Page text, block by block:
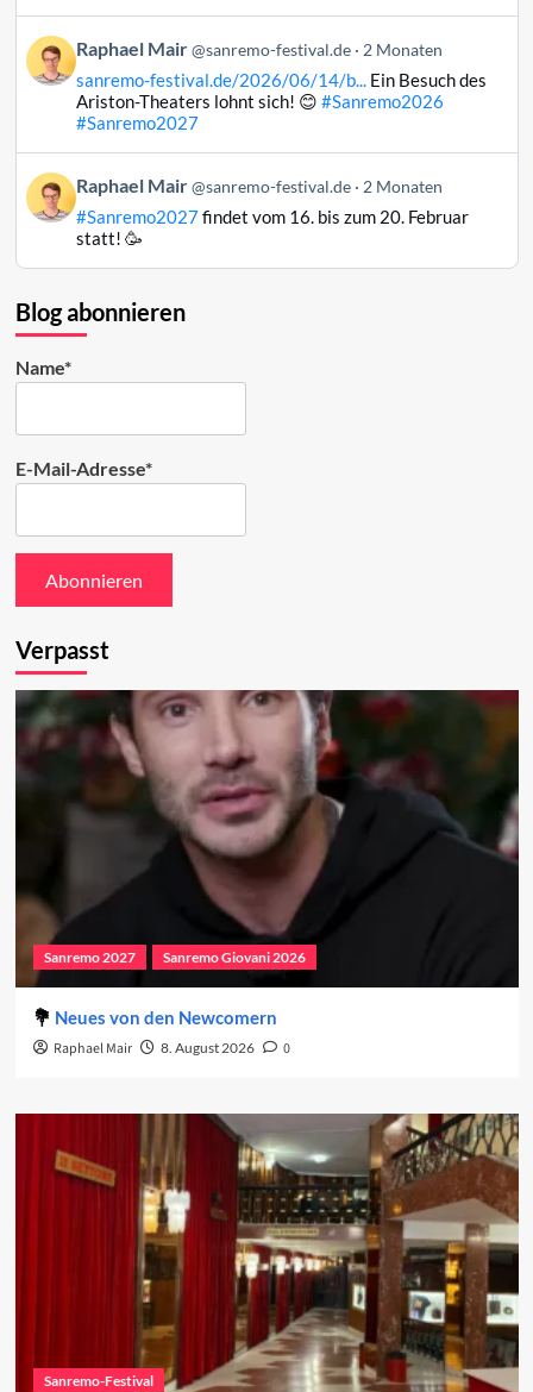
Bluesky
ansehen
Beitrag
von
Raphael
ansehen
Raphael Mair @sanremo-festival.de 2 Monaten
sanremo-festival.de/2026/06/14/b...Ein Besuch des
Ariston-Theaters lohnt sich! 😊 #Sanremo2026
#Sanremo2027
Beitrag
von
Raphael
Bluesky
ansehen
Raphael Mair @sanremo-festival.de 2 Monaten
#Sanremo2027findet vom 16. bis zum 20. Februar
statt! 🥳
Blog abonnieren
Name*
E-Mail-Adresse*
Verpasst
Sanremo 2027 Sanremo Giovani 2026
Neues von den Newcomern
Raphael Mair 8. August 2026 0
Sanremo-Festival